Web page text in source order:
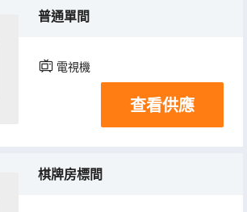
普通單間
電視機
查看供應
棋牌房標間